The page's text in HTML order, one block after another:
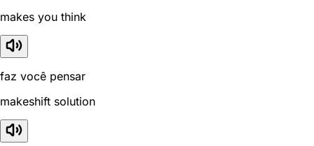
makes you think
faz você pensar
makeshift solution